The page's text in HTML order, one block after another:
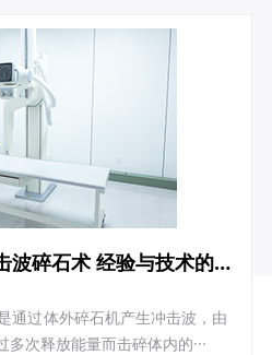
【泌尿结石】体外冲击波碎石术 经验与技术的双重保障
通过体外碎石机产生冲击波，由
次释放能量而击碎体内的···